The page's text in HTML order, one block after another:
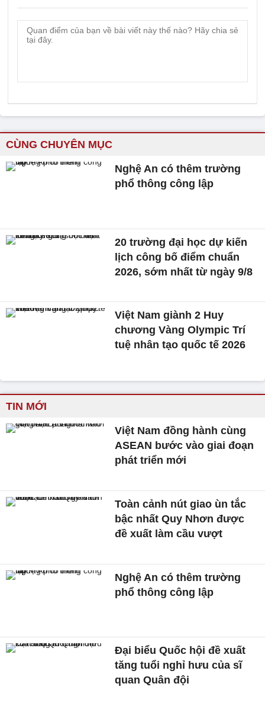
CÙNG CHUYÊN MỤC
Nghệ An có thêm trường
phổ thông công lập
20 trường đại học dự kiến
lịch công bố điểm chuẩn
2026, sớm nhất từ ngày 9/8
Việt Nam giành 2 Huy
chương Vàng Olympic Trí
tuệ nhân tạo quốc tế 2026
TIN MỚI
Việt Nam đồng hành cùng
ASEAN bước vào giai đoạn
phát triển mới
Toàn cảnh nút giao ùn tắc
bậc nhất Quy Nhơn được
đề xuất làm cầu vượt
Nghệ An có thêm trường
phổ thông công lập
Đại biểu Quốc hội đề xuất
tăng tuổi nghỉ hưu của sĩ
quan Quân đội